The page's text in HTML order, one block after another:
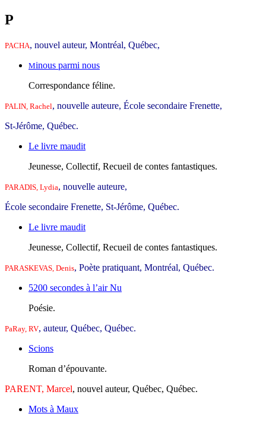
P
PACHA, nouvel auteur, Montréal, Québec,
Minous parmi nous
Correspondance féline.
PALIN, Rachel, nouvelle auteure, École secondaire Frenette,
St-Jérôme, Québec.
Le livre maudit
Jeunesse, Collectif, Recueil de contes fantastiques.
PARADIS, Lydia, nouvelle auteure,
École secondaire Frenette, St-Jérôme, Québec.
Le livre maudit
Jeunesse, Collectif, Recueil de contes fantastiques.
PARASKEVAS, Denis, Poète pratiquant, Montréal, Québec.
5200 secondes à l’air Nu
Poésie.
PaRay, RV, auteur, Québec, Québec.
Scions
Roman d’épouvante.
PARENT, Marcel, nouvel auteur, Québec, Québec.
Mots à Maux